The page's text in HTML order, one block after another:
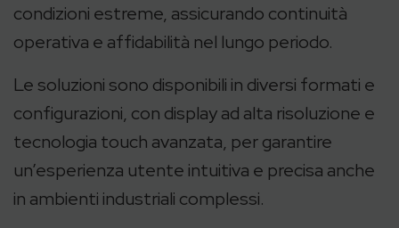
condizioni estreme, assicurando continuità
operativa e affidabilità nel lungo periodo.
Le soluzioni sono disponibili in diversi formati e
configurazioni, con display ad alta risoluzione e
tecnologia touch avanzata, per garantire
un’esperienza utente intuitiva e precisa anche
in ambienti industriali complessi.